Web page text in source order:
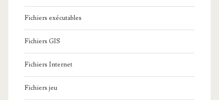
Fichiers exécutables
Fichiers GIS
Fichiers Internet
Fichiers jeu